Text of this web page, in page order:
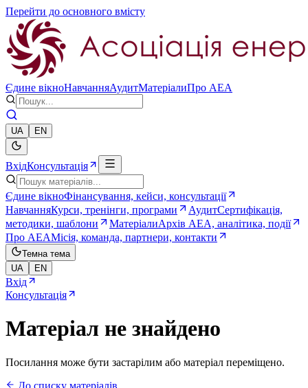
Перейти до основного вмісту
Єдине вікноНавчанняАудитМатеріалиПро AEA
UA EN
ВхідКонсультація
Єдине вікноФінансування, кейси, консультації
НавчанняКурси, тренінги, програми АудитСертифікація,
методики, шаблони
МатеріалиАрхів AEA, аналітика, події
Про AEAМісія, команда, партнери, контакти
Темна тема
UA
EN
Вхід
Консультація
Матеріал не знайдено
Посилання може бути застарілим або матеріал переміщено.
До списку матеріалів